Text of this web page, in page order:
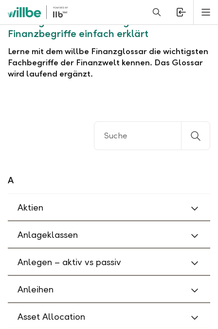
Alerts.Headline
Finanzglossar: Die wichtigsten
Finanzbegriffe einfach erklärt
Lerne mit dem willbe Finanzglossar die wichtigsten
Fachbegriffe der Finanzwelt kennen. Das Glossar
wird laufend ergänzt.
A
Aktien
Anlageklassen
Anlegen – aktiv vs passiv
Anleihen
Asset Allocation